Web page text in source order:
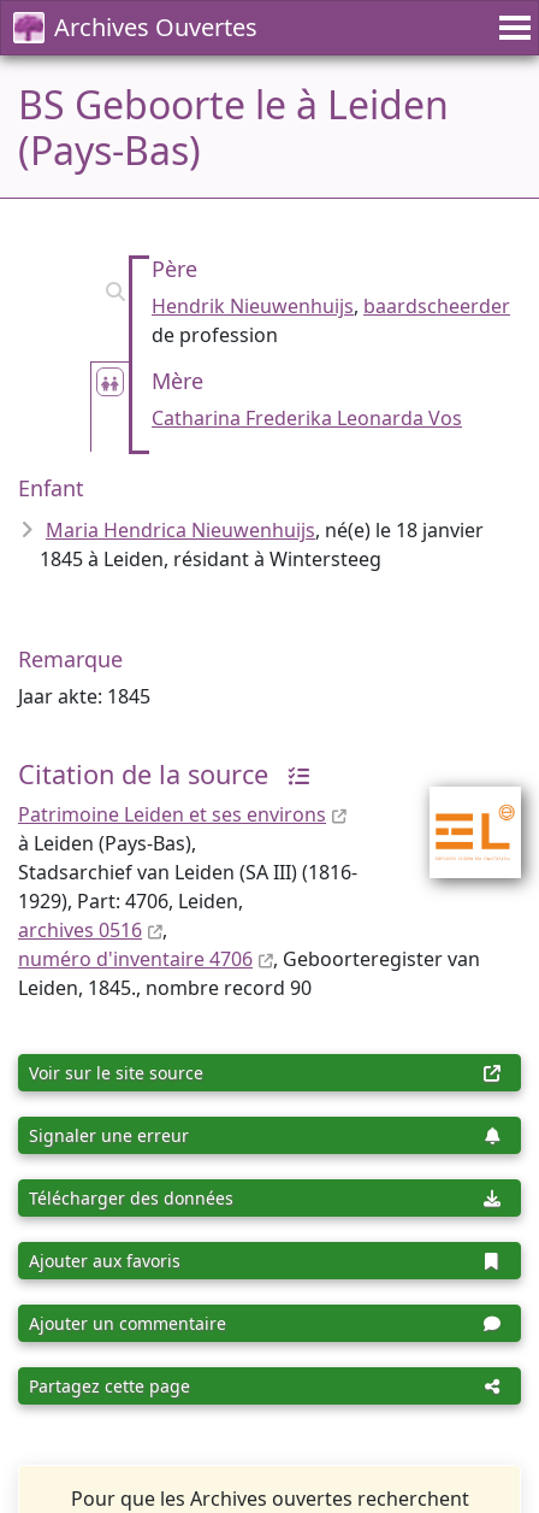
Archives Ouvertes
BS Geboorte le à Leiden
(Pays-Bas)
Père
Hendrik Nieuwenhuijs, baardscheerder
de profession
Mère
Catharina Frederika Leonarda Vos
Enfant
Maria Hendrica Nieuwenhuijs, né(e) le 18 janvier
1845 à Leiden, résidant à Wintersteeg
Remarque
Jaar akte: 1845
Citation de la source
Patrimoine Leiden et ses environs
à Leiden (Pays-Bas),
Stadsarchief van Leiden (SA III) (1816-
1929), Part: 4706, Leiden,
archives 0516
,
numéro d'inventaire 4706
, Geboorteregister van
Leiden, 1845., nombre record 90
Voir sur le site source
Signaler une erreur
Télécharger des données
Ajouter aux favoris
Ajouter un commentaire
Partagez cette page
Pour que les Archives ouvertes recherchent